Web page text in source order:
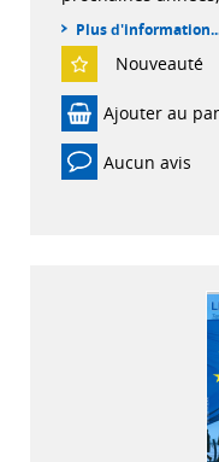
Plus
Nouveauté
Ajouter au
Aucun avis